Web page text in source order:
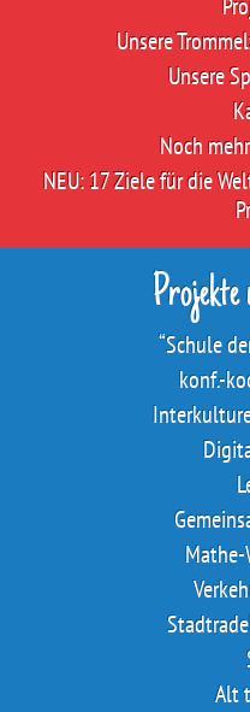
Unsere
Unsere
Noch
NEU: 17 Ziele für die
Projekte
“Schule
konf.-
Mathe-
Alt